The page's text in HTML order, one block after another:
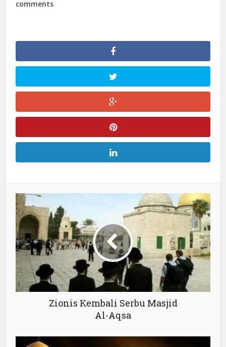
comments
Zionis Kembali Serbu Masjid
Al-Aqsa